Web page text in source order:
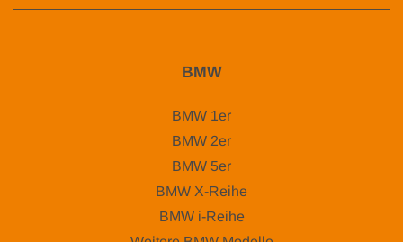
BMW
BMW 1er
BMW 2er
BMW 5er
BMW X-Reihe
BMW i-Reihe